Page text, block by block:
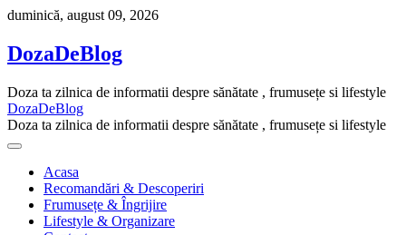
Skip
content
duminică, august 09, 2026
DozaDeBlog
Doza ta zilnica de informatii despre sănătate , frumusețe si lifestyle
DozaDeBlog
Doza ta zilnica de informatii despre sănătate , frumusețe si lifestyle
Acasa
Recomandări & Descoperiri
Frumusețe & Îngrijire
Lifestyle & Organizare